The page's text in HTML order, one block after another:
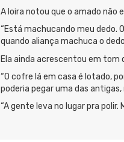
A loira notou que o amado não
“Está machucando meu dedo.
quando aliança machuca o
Ela ainda acrescentou em tom
“O cofre lá em casa é lotado,
poderia pegar uma das
“A gente leva no lugar pra polir.